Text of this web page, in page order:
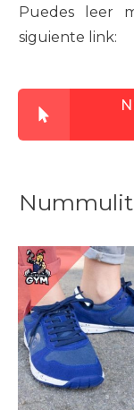
Puedes leer
siguiente link:
Nummulit